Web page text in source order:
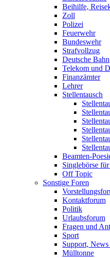
Beihilfe,
Zoll
Polizei
Feuerwehr
Bundeswehr
Strafvollzug
Deutsche Bahn
Telekom und
Finanzämter
Lehrer
Stellentausch
Beamten-
Singlebörse
Off Topic
Sonstige Foren
Kontaktforum
Politik
Urlaubsforum
Fragen und
Sport
Support,
Mülltonne